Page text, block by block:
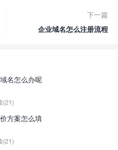
下一篇
企业域名怎么注册流程
名怎么办呢
(21)
方案怎么填
(21)